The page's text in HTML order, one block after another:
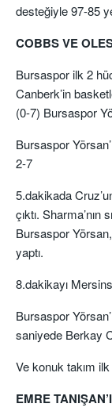
desteğiyle97-85
COBBS VE
Bursaspor ilk 2
Canberk’in
(0-7) Bursaspor
Bursaspor
2-7
5.dakikada
çıktı. Sharma’nın
BursasporYörsan,
yaptı.
8.dakikayı
Bursaspor
saniyede Berkay
Vekonuk takım
EMRE